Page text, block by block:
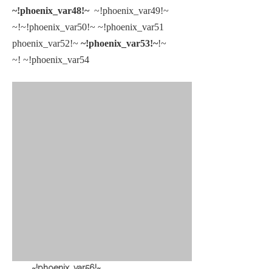
~!phoenix_var48!~~!phoenix_var49!~
~!phoenix_var50!~ ~!phoenix_var51!~
~!phoenix_var52!~
~!phoenix_var53!~
~!phoenix_var54!~